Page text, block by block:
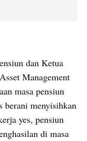
dan Ketua
Management
masa pensiun
berani menyisihkan
yes, pensiun
di masa